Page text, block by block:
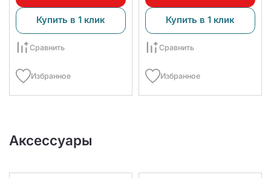
Купить в 1 клик
Сравнить
Избранное
Купить в 1 клик
Сравнить
Избранное
Аксессуары